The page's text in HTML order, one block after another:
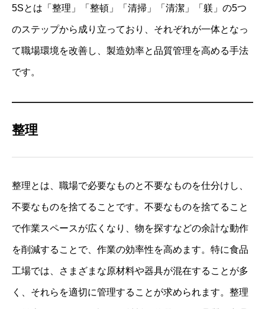
5Sとは「整理」「整頓」「清掃」「清潔」「躾」の5つ
のステップから成り立っており、それぞれが一体となっ
て職場環境を改善し、製造効率と品質管理を高める手法
です。
整理
整理とは、職場で必要なものと不要なものを仕分けし、
不要なものを捨てることです。不要なものを捨てること
で作業スペースが広くなり、物を探すなどの余計な動作
を削減することで、作業の効率性を高めます。特に食品
工場では、さまざまな原材料や器具が混在することが多
く、それらを適切に管理することが求められます。整理